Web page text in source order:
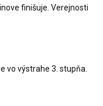
finišuje. Verejnosti
vo výstrahe 3. stupňa.